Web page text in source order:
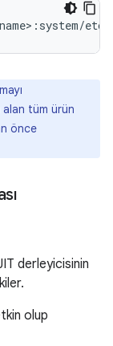
tüm ürün
önce
derleyicisinin
olup